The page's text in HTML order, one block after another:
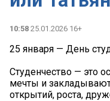
10:58 25.01.2026 16+
25 января — День
Студенчество — это
мечты и
открытий, роста,